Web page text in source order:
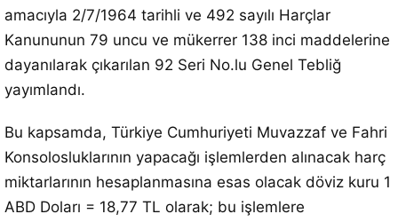
amacıyla 2/7/1964 tarihli ve 492 sayılı Harçlar
Kanununun 79 uncu ve mükerrer 138 inci maddelerine
dayanılarak çıkarılan 92 Seri No.lu Genel Tebliğ
yayımlandı.
Bu kapsamda, Türkiye Cumhuriyeti Muvazzaf ve Fahri
Konsolosluklarının yapacağı işlemlerden alınacak harç
miktarlarının hesaplanmasına esas olacak döviz kuru 1
ABD Doları = 18,77 TL olarak; bu işlemlere